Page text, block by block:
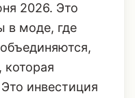
2026. Это
в моде, где
которая
инвестиция